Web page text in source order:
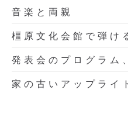
音楽と両親
橿原文化会館で弾け
発表会のプログラム
家の古いアップライ